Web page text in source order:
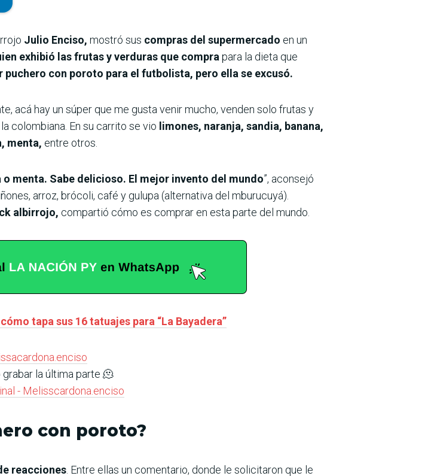
Julio Enciso, mostró sus compras del supermercado en un
exhibió las frutas y verduras que compra para la dieta que
con poroto para el futbolista, pero ella se excusó.
acá hay un súper que me gusta venir mucho, venden solo frutas y
la colombiana. En su carrito se vio limones, naranja, sandia, banana,
menta, entre otros.
menta. Sabe delicioso. El mejor invento del mundo”, aconsejó
arroz, brócoli, café y gulupa (alternativa del mburucuyá).
albirrojo, compartió cómo es comprar en esta parte del mundo.
tapa sus 16 tatuajes para “La Bayadera”
grabar la última parte 🫠
- Melisscardona.enciso
con poroto?
reacciones . Entre ellas un comentario, donde le solicitaron que le